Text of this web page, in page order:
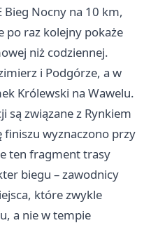
Bieg Nocny na 10 km,
po raz kolejny pokaże
niż codziennej.
i Podgórze, a w
Królewski na Wawelu.
są związane z Rynkiem
finiszu wyznaczono przy
ten fragment trasy
biegu – zawodnicy
które zwykle
a nie w tempie